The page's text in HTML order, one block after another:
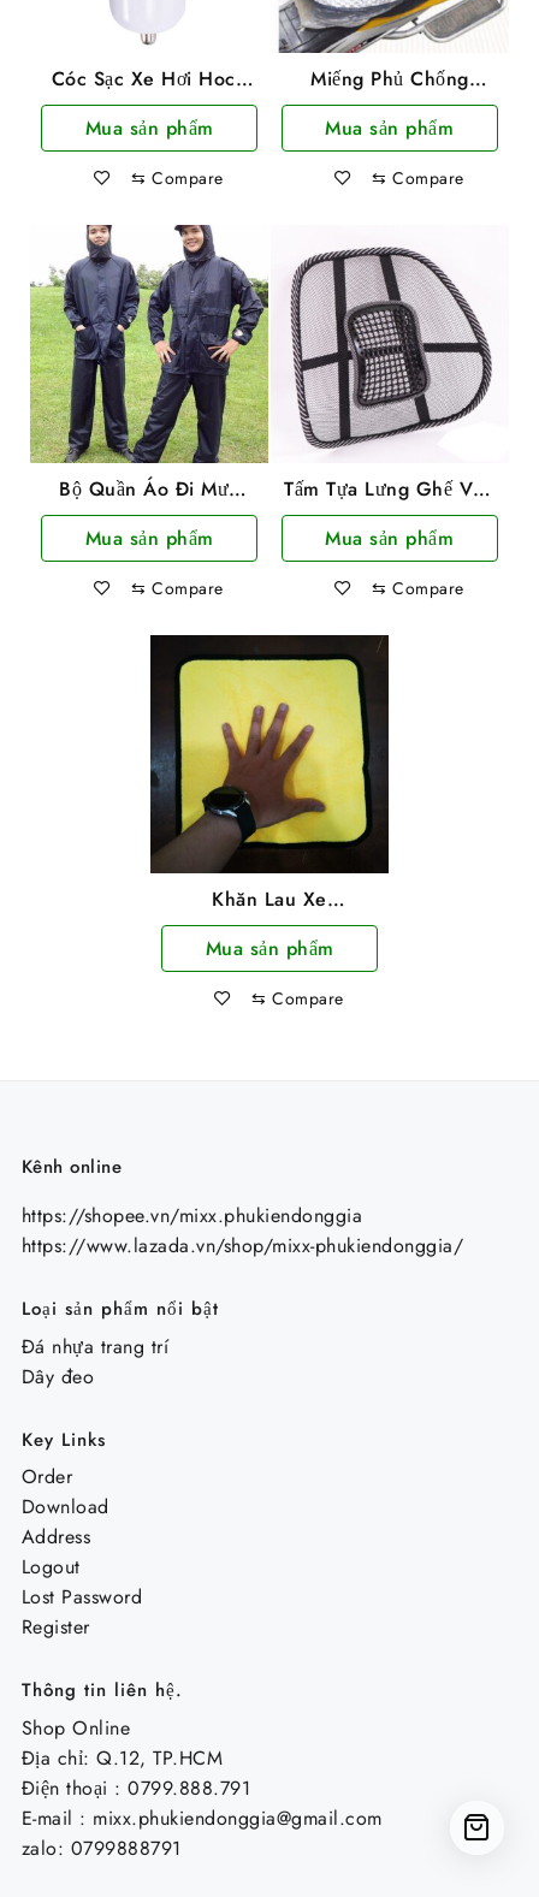
Cóc Sạc Xe Hơi Hoco
Z1 2 Cổng Usb 2.1A
Hỗ Trợ Sạc Nhanh
Mua sản phẩm
⇆ Compare
Miếng Phủ Chống
Nóng, Che Bụi, Che
Mưa Yên Xe Máy Cao
Mua sản phẩm
⇆ Compare
Bộ Quần Áo Đi Mưa
Vải Dù Nguyên Bộ
Siêu Bền Size XXXL
Mua sản phẩm
⇆ Compare
Tấm Tựa Lưng Ghế Văn
Phòng Bảo Vệ Cột Sống
Mua sản phẩm
⇆ Compare
Khăn Lau Xe
Microfiber 2 Lớp
60x30cm Chuyên
Dụng Vải Bông Mềm
Thấm Hút Cực Tốt
Mua sản phẩm
⇆ Compare
Kênh online
https://shopee.vn/mixx.phukiendonggia
https://www.lazada.vn/shop/mixx-phukiendonggia/
Loại sản phẩm nổi bật
Đá nhựa trang trí
Dây đeo
Key Links
Order
Download
Address
Logout
Lost Password
Register
Thông tin liên hệ.
Shop Online
Địa chỉ: Q.12, TP.HCM
Điện thoại : 0799.888.791
E-mail : mixx.phukiendonggia@gmail.com
zalo: 0799888791